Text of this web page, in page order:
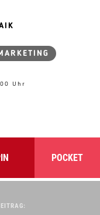
Uhr
POCKET